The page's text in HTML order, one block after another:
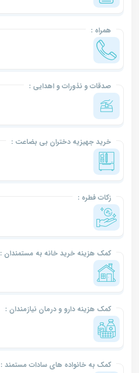
همراه :
صدقات و نذورات و اهدایی :
خرید جهیزیه دختران بی بضاعت :
زکات فطره :
کمک هزینه خرید خانه به مستمندان :
کمک هزینه دارو و درمان نیازمندان :
کمک به خانواده های سادات مستمند :